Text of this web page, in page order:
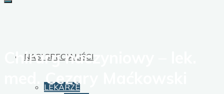
NASI SPECJALIŚCI
LEKARZE
Chirurg naczyniowy – lek.
med. Cezary Maćkowski